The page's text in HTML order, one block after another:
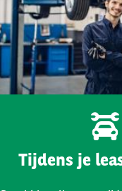
Tijdens je